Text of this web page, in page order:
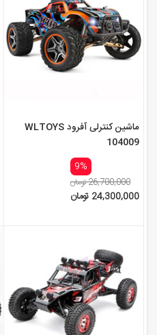
ماشین کنترلی آفرود WLTOYS
104009
9%
26,700,000 تومان
24,300,000 تومان